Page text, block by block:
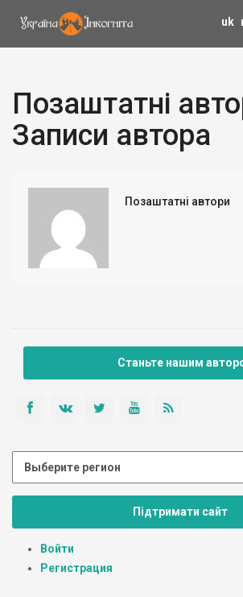
uk
Позаштатні
Записи автора
Позаштатні автори
Станьте нашим
Підтримати сайт
Войти
Регистрация